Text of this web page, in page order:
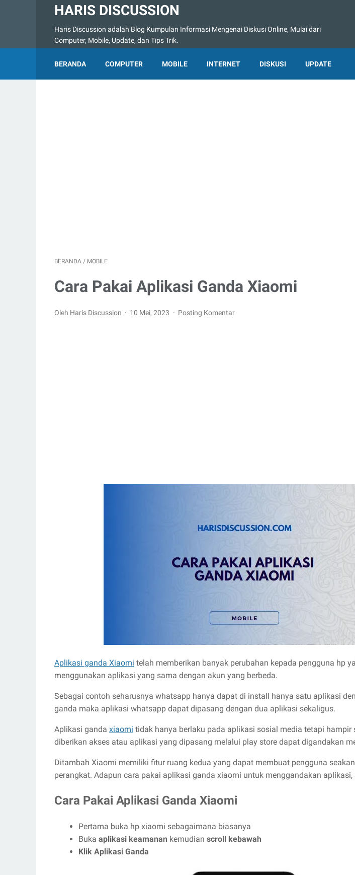
HARIS DISCUSSION
Haris Discussion adalah Blog Kumpulan Informasi Mengenai Diskusi Online, Mulai dari
Computer, Mobile, Update, dan Tips Trik.
BERANDA COMPUTER MOBILE INTERNET DISKUSI UPDATE
BERANDA / MOBILE
Cara Pakai Aplikasi Ganda Xiaomi
Oleh Haris Discussion 10 Mei, 2023 Posting Komentar
Aplikasi ganda Xiaomi telah memberikan banyak perubahan kepada pengguna hp
menggunakan aplikasi yang sama dengan akun yang berbeda.
Sebagai contoh seharusnya whatsapp hanya dapat di install hanya satu aplikasi
ganda maka aplikasi whatsapp dapat dipasang dengan dua aplikasi sekaligus.
Aplikasi ganda xiaomi tidak hanya berlaku pada aplikasi sosial media tetapi hampir
diberikan akses atau aplikasi yang dipasang melalui play store dapat digandakan
Ditambah Xiaomi memiliki fitur ruang kedua yang dapat membuat pengguna
perangkat. Adapun cara pakai aplikasi ganda xiaomi untuk menggandakan aplikasi,
Cara Pakai Aplikasi Ganda Xiaomi
Pertama buka hp xiaomi sebagaimana biasanya
Buka aplikasi keamanan kemudian scroll kebawah
Klik Aplikasi Ganda